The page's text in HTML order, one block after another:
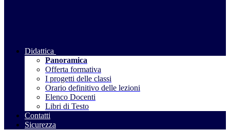
Didattica
Panoramica
Offerta formativa
I progetti delle classi
Orario definitivo delle lezioni
Elenco Docenti
Libri di Testo
Contatti
Sicurezza